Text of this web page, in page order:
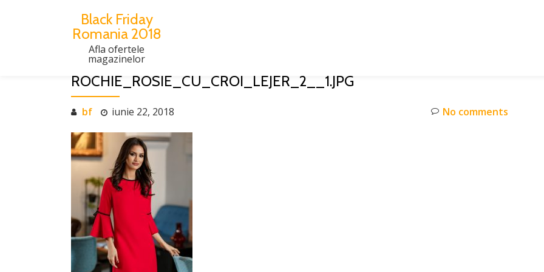
Black Friday
Romania 2018
Afla ofertele
magazinelor
ROCHIE_ROSIE_CU_CROI_LEJER_2__1.JPG
bf iunie 22, 2018 No comments